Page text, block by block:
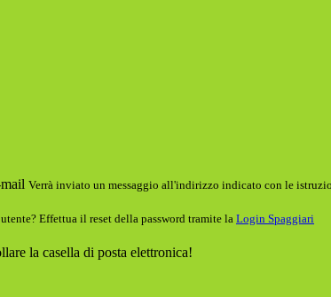
Verrà inviato un messaggio all'indirizzo indicato con le
Effettua il reset della password tramite la Login Spaggiari
la casella di posta elettronica!